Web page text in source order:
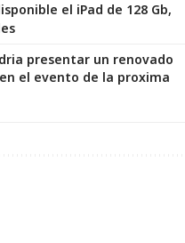
el iPad de 128 Gb,
presentar un renovado
el evento de la proxima